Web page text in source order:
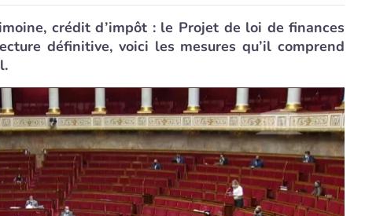
crédit d’impôt : le Projet de loi de finances
définitive, voici les mesures qu’il comprend